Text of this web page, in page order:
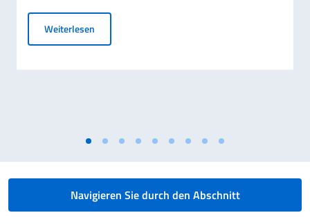
Weiterlesen
Navigieren Sie durch den Abschnitt